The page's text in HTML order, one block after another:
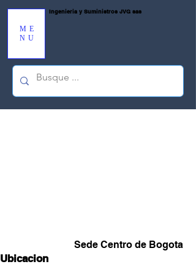
ME
NU
Ingenieria y Suministros JVG sas
Ubicacion
Sede Centro de Bogota